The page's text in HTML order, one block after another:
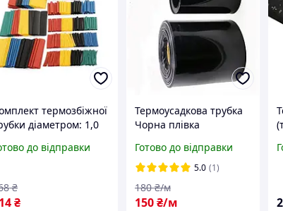
термозбіжної
діаметром: 1,0
6,0 мм, 8.0 мм, 10.0
-50°C до
до відправки
₴
₴
Термоусадкова трубка
Чорна плівка
Готово до відправки
5.0 (1)
150 ₴/м
180 ₴/м